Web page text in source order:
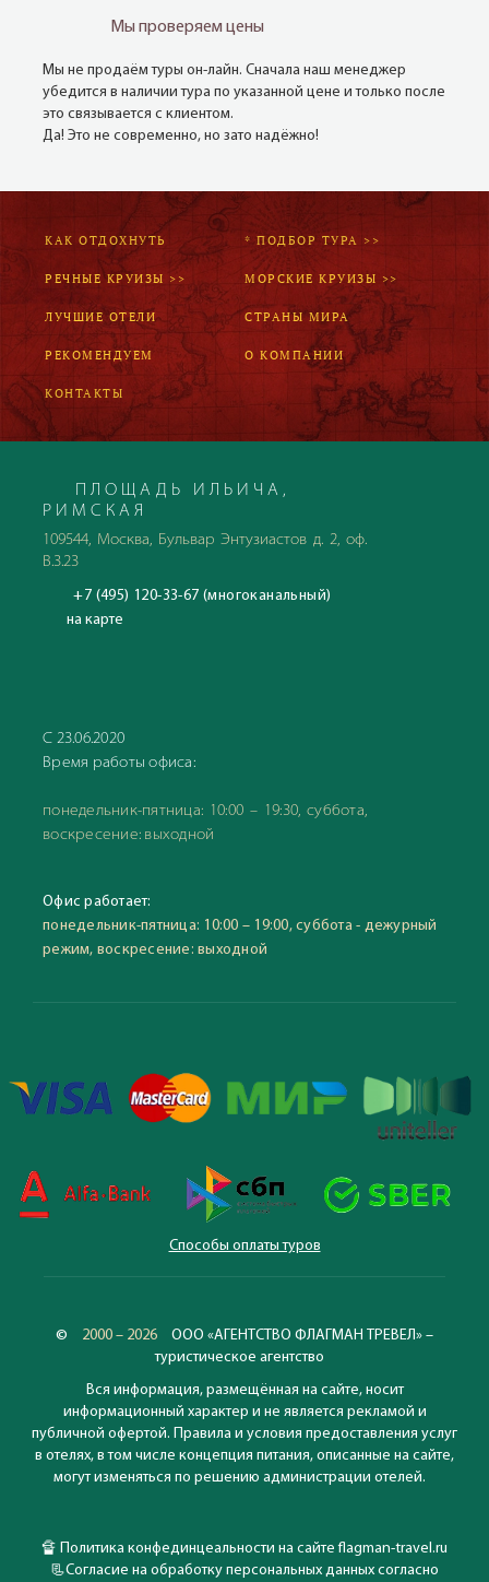
Мы проверяем цены
Мы не продаём туры он-лайн. Сначала наш менеджер
убедится в наличии тура по указанной цене и только после
это связывается с клиентом.
Да! Это не современно, но зато надёжно!
КАК ОТДОХНУТЬ * ПОДБОР ТУРА >>
РЕЧНЫЕ КРУИЗЫ >> МОРСКИЕ КРУИЗЫ >>
ЛУЧШИЕ ОТЕЛИ СТРАНЫ МИРА
РЕКОМЕНДУЕМ О КОМПАНИИ
КОНТАКТЫ
ПЛОЩАДЬ ИЛЬИЧА,
РИМСКАЯ
109544, Москва, Бульвар Энтузиастов д. 2, оф.
В.3.23
+7 (495) 120-33-67 (многоканальный)
на карте
С 23.06.2020
Время работы офиса:
понедельник-пятница: 10:00 – 19:30, суббота,
воскресение: выходной
Офис работает:
понедельник-пятница: 10:00 – 19:00, суббота - дежурный
режим, воскресение: выходной
Способы оплаты туров
© 2000 – 2026
ООО «АГЕНТСТВО ФЛАГМАН ТРЕВЕЛ» –
туристическое агентство
Вся информация, размещённая на сайте, носит
информационный характер и не является рекламой и
публичной офертой. Правила и условия предоставления услуг
в отелях, в том числе концепция питания, описанные на сайте,
могут изменяться по решению администрации отелей.
🔏 Политика конфединцеальности на сайте flagman-travel.ru
📃Согласие на обработку персональных данных согласно